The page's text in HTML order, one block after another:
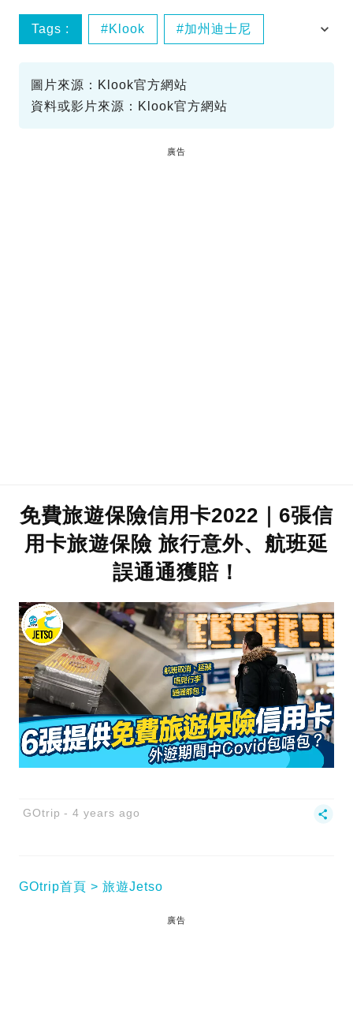
Tags : Klook 加州迪士尼
圖片來源：Klook官方網站
資料或影片來源：Klook官方網站
廣告
免費旅遊保險信用卡2022｜6張信
用卡旅遊保險 旅行意外、航班延
誤通通獲賠！
GOtrip 4 years ago
GOtrip首頁 旅遊Jetso
廣告